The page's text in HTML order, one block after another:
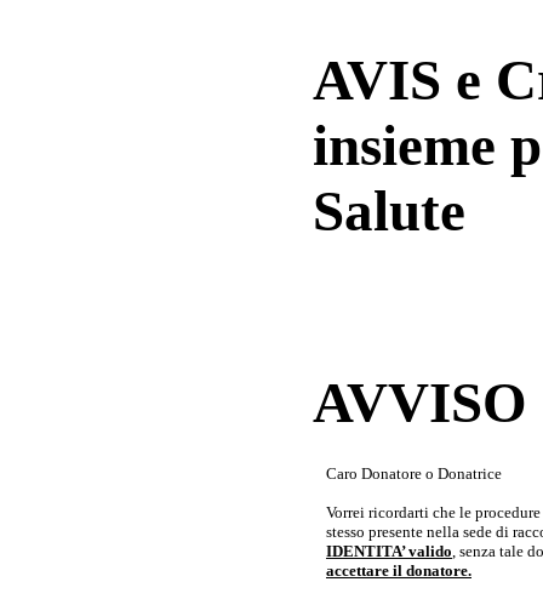
AVIS e
insieme
Salute
Caro Donatore o Donatrice
Vorrei ricordarti che le
stesso presente nella sede di
IDENTITA’ valido, senza tale
accettare il donatore.